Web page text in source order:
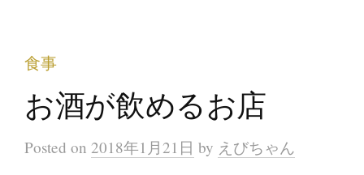
食事
お酒が飲めるお店
Posted on 2018年1月21日 by えびちゃん